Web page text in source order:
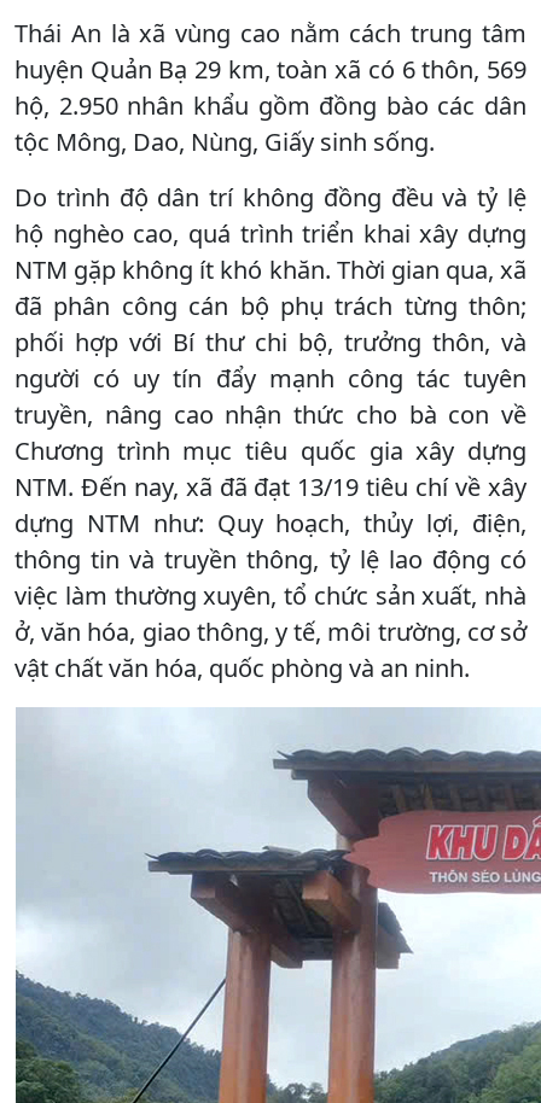
Thái An là xã vùng cao nằm cách trung tâm
huyện Quản Bạ 29 km, toàn xã có 6 thôn, 569
hộ, 2.950 nhân khẩu gồm đồng bào các dân
tộc Mông, Dao, Nùng, Giấy sinh sống.
Do trình độ dân trí không đồng đều và tỷ lệ
hộ nghèo cao, quá trình triển khai xây dựng
NTM gặp không ít khó khăn. Thời gian qua, xã
đã phân công cán bộ phụ trách từng thôn;
phối hợp với Bí thư chi bộ, trưởng thôn, và
người có uy tín đẩy mạnh công tác tuyên
truyền, nâng cao nhận thức cho bà con về
Chương trình mục tiêu quốc gia xây dựng
NTM. Đến nay, xã đã đạt 13/19 tiêu chí về xây
dựng NTM như: Quy hoạch, thủy lợi, điện,
thông tin và truyền thông, tỷ lệ lao động có
việc làm thường xuyên, tổ chức sản xuất, nhà
ở, văn hóa, giao thông, y tế, môi trường, cơ sở
vật chất văn hóa, quốc phòng và an ninh.